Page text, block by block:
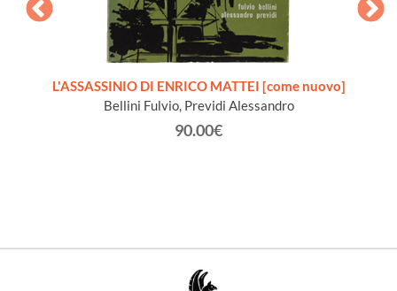
L'ASSASSINIO DI ENRICO MATTEI [come nuovo]
Bellini Fulvio, Previdi Alessandro
90.00€